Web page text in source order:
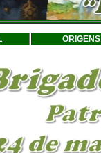
ORIGENS